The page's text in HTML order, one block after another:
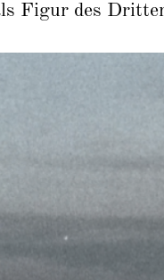
Figur des